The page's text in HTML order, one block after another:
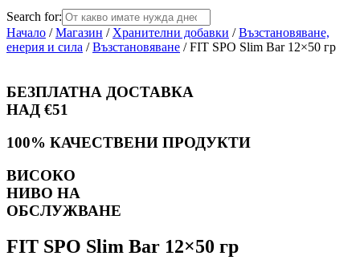
Search for:
Начало /Магазин / Хранителни добавки /Възстановяване,
енерия и сила /Възстановяване / FIT SPO Slim Bar 12×50 гр
БЕЗПЛАТНА ДОСТАВКА
НАД €51
100% КАЧЕСТВЕНИ ПРОДУКТИ
ВИСОКО
НИВО НА
ОБСЛУЖВАНЕ
FIT SPO Slim Bar 12×50 гр